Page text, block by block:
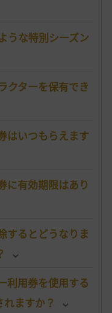
うな特別シーズン
クターを保有でき
はいつもらえます
に有効期限はあり
するとどうなりま
利用券を使用する
ますか？